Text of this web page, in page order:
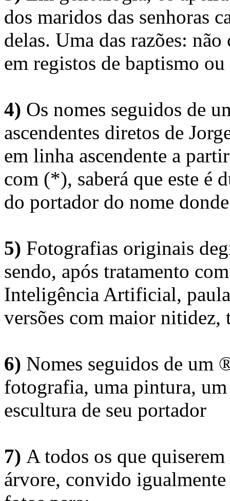
dos maridos das senhoras
delas. Uma das razões:
em registos de baptismo
4) Os nomes seguidos de
ascendentes diretos de
em linha ascendente a
com (*), saberá que este é
do portador do nome
5) Fotografias originais
sendo, após tratamento
Inteligência Artificial,
versões com maior nitidez,
6) Nomes seguidos de um
fotografia, uma pintura,
escultura de seu portador
7) A todos os que
árvore, convido